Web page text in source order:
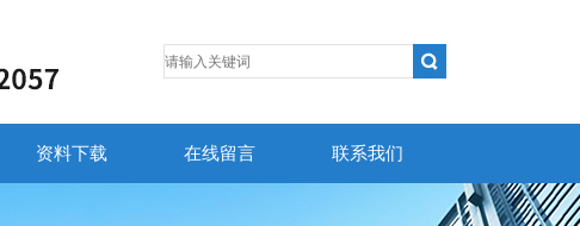
资料下载 在线留言 联系我们